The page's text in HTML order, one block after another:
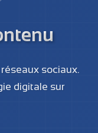
sociaux.
digitale sur